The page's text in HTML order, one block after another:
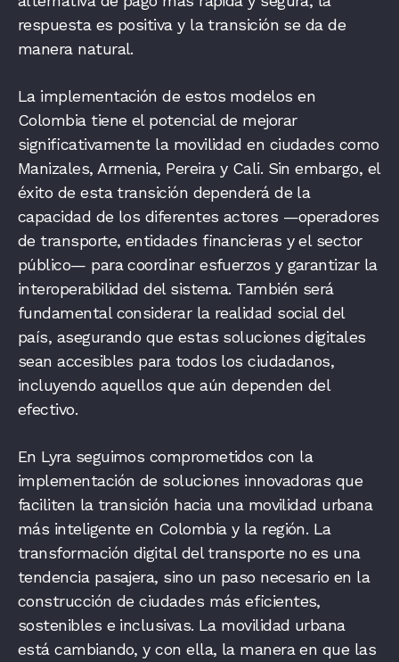
respuesta es positiva y la transición se da de
manera natural.
La implementación de estos modelos en
Colombia tiene el potencial de mejorar
significativamente la movilidad en ciudades como
Manizales, Armenia, Pereira y Cali. Sin embargo, el
éxito de esta transición dependerá de la
capacidad de los diferentes actores —operadores
de transporte, entidades financieras y el sector
público— para coordinar esfuerzos y garantizar la
interoperabilidad del sistema. También será
fundamental considerar la realidad social del
país, asegurando que estas soluciones digitales
sean accesibles para todos los ciudadanos,
incluyendo aquellos que aún dependen del
efectivo.
En Lyra seguimos comprometidos con la
implementación de soluciones innovadoras que
faciliten la transición hacia una movilidad urbana
más inteligente en Colombia y la región. La
transformación digital del transporte no es una
tendencia pasajera, sino un paso necesario en la
construcción de ciudades más eficientes,
sostenibles e inclusivas. La movilidad urbana
está cambiando, y con ella, la manera en que las